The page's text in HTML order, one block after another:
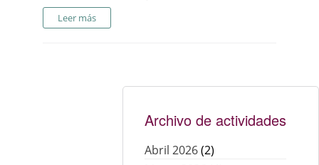
Leer más
Archivo de actividades
Abril 2026(2)